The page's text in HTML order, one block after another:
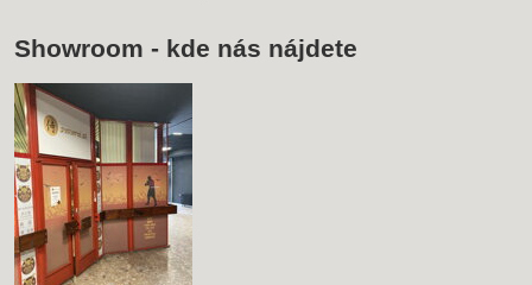
Showroom - kde nás nájdete